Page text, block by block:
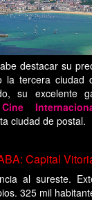
destacar su
la tercera ciudad
su excelente
ciudad de postal.
Capital
al sureste.
325 mil